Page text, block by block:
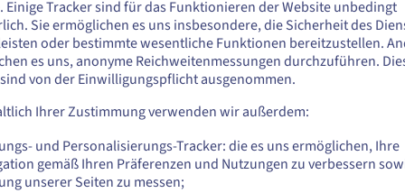
die Wertschöpfung aus dieser
mit dem Umfang und
es Unternehmen,
zu verarbeiten und zu
datengesteuerten Aktionen
Transformationsphase
Hierzu müssen Fehler,
korrigiert werden, um
geladenen Daten korrekt und
entsprechen. Durch die
verbessern ETL-Prozesse die
Unternehmens und stärken so
Erkenntnisse.
Sie aus Vereinigte Staaten bestellen möchten, müssen Sie sich auf der
Website umsehen und dort einen Account erstellen.
zur [Website] Webseite
us.ovhcloud.com/learn Englisch USD - $
Einige Tracker sind für das Funktionieren der Website unbedingt
Sie ermöglichen es uns insbesondere, die Sicherheit des
oder bestimmte wesentliche Funktionen bereitzustellen.
es uns, anonyme Reichweitenmessungen durchzuführen.
von der Einwilligungspflicht ausgenommen.
Ihrer Zustimmung verwenden wir außerdem:
und Personalisierungs-Tracker: die es uns ermöglichen, Ihre
gemäß Ihren Präferenzen und Nutzungen zu verbessern
unserer Seiten zu messen;